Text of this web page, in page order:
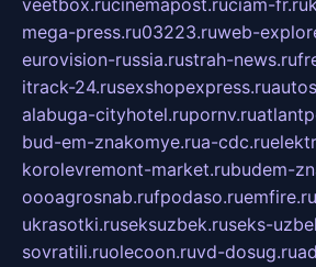
veetbox.rucinemapost.ruciam-fr.ru
mega-press.ru03223.ruweb-
eurovision-russia.rustrah-news.ru
itrack-24.rusexshopexpress.ru
alabuga-cityhotel.rupornv.ru
bud-em-znakomye.rua-cdc.ru
korolevremont-market.rubudem-
oooagrosnab.rufpodaso.ruemfire.ru
ukrasotki.ruseksuzbek.ruseks-
sovratili.ruolecoon.ruvd-dosug.ru